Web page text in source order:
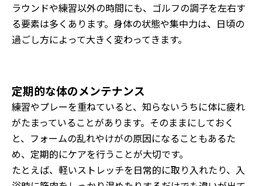
ラウンドや練習以外の時間にも、ゴルフの調子を左右す
る要素は多くあります。身体の状態や集中力は、日頃の
過ごし方によって大きく変わってきます。
定期的な体のメンテナンス
練習やプレーを重ねていると、知らないうちに体に疲れ
がたまっていることがあります。そのままにしておく
と、フォームの乱れやけがの原因になることもあるた
め、定期的にケアを行うことが大切です。
たとえば、軽いストレッチを日常的に取り入れたり、入